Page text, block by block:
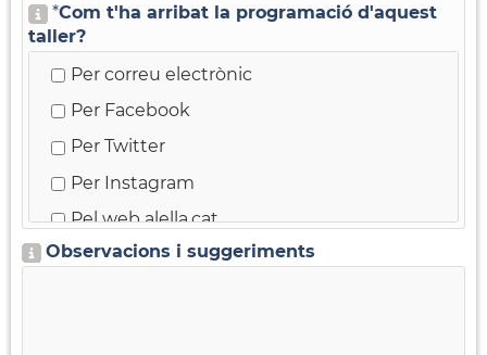
*Com t'ha arribat la programació d'aquest
taller?
Per correu electrònic
Per Facebook
Per Twitter
Per Instagram
Pel web alella.cat
Pel Full municipal
Observacions i suggeriments